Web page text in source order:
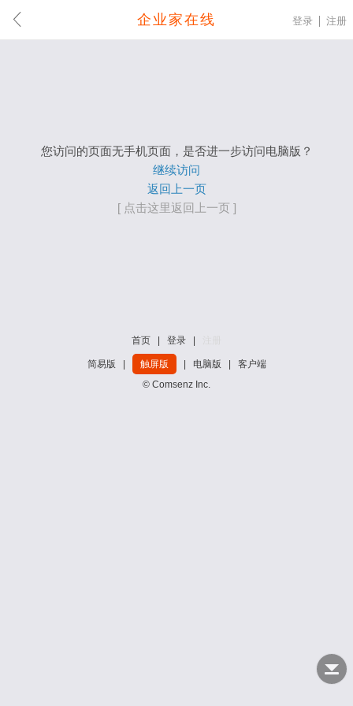
企业家在线 登录 注册
您访问的页面无手机页面，是否进一步访问电脑版？
继续访问
返回上一页
[ 点击这里返回上一页 ]
首页 登录
简易版 触屏版 电脑版
客户端
© Comsenz Inc.